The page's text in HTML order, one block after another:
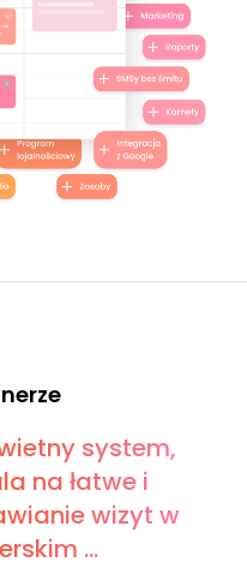
system,
na łatwe i
wizyt w
...